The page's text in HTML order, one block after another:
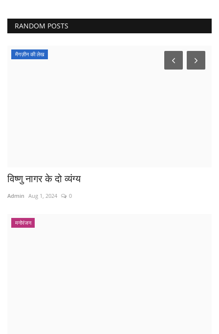
RANDOM POSTS
मैगज़ीन की लेख
विष्णु नागर के दो व्यंग्य
Admin Aug 1, 2024 0
मनोरंजन